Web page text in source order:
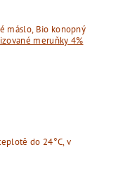
máslo, Bio konopný
meruňky 4%
do 24°C, v